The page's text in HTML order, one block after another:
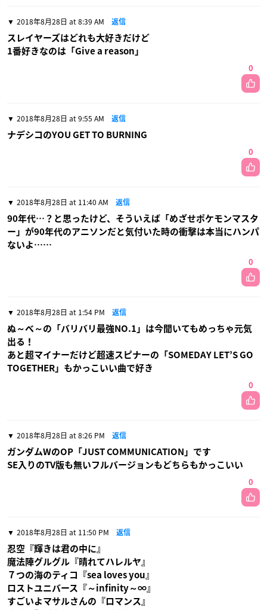
2018年8月28日 at 8:39 AM 返信
スレイヤーズはどれも大好きだけど
1番好きなのは「Give a reason」
0
2018年8月28日 at 9:55 AM 返信
ナデシコのYOU GET TO BURNING
0
2018年8月28日 at 11:40 AM 返信
90年代…？と思ったけど、そういえば「めざせポケモンマスタ
ー」が90年代のアニソンだと気付いた時の衝撃は本当にハンパ
ないよ……
0
2018年8月28日 at 1:54 PM 返信
ぬ～べ～の「バリバリ最強NO.1」は今聞いてもめっちゃ元気
出る！
あと超マイナーだけど超速スピナーの「SOMEDAY LET’S GO
TOGETHER」もかっこいい曲で好き
0
2018年8月28日 at 8:26 PM 返信
ガンダムWのOP「JUST COMMUNICATION」です
SE入りのTV版も無いフルバージョンもどちらもかっこいい
0
2018年8月28日 at 11:50 PM 返信
忍空『輝きは君の中に』
魔法陣グルグル『晴れてハレルヤ』
７つの海のティコ『sea loves you』
ロストユニバース『～infinity～∞』
すごいよマサルさんの『ロマンス』